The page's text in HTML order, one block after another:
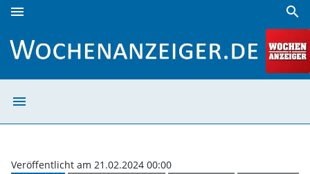
menu search
menu
Veröffentlicht am 21.02.2024 00:00